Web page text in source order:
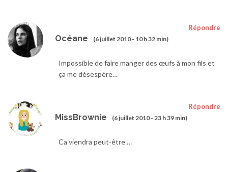
Océane (6 juillet 2010 - 10 h 32 min)
Répondre
Impossible de faire manger des œufs à mon fils et
ça me désespère…
MissBrownie (6 juillet 2010 - 23 h 39 min)
Répondre
Ca viendra peut-être …